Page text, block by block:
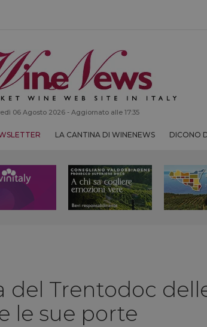
06 Agosto 2026 - Aggiornato alle 17:35
LA CANTINA DI WINENEWS DICONO
del Trentodoc
le sue porte